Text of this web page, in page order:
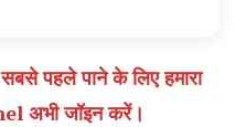
पहले पाने के लिए हमारा
अभी जॉइन करें।